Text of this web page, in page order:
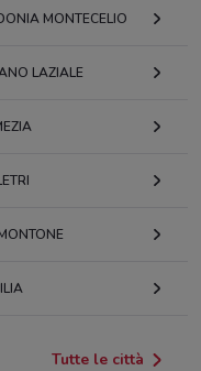
MONTECELIO
LAZIALE
Tutte le città